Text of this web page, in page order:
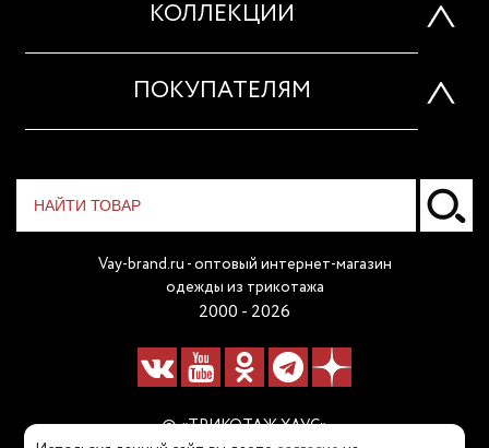
КОЛЛЕКЦИИ
ПОКУПАТЕЛЯМ
Vay-brand.ru - оптовый интернет-магазин
одежды из трикотажа
2000 - 2026
© «ТРИКОТАЖ ХАУС»